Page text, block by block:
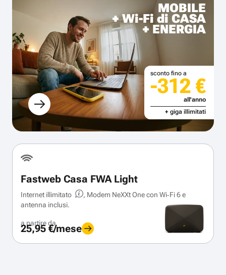
MOBILE
+ Wi-Fi di CASA
+ ENERGIA
sconto fino a
-312 €
all'anno
+ giga illimitati
Fastweb Casa FWA Light
Internet illimitato
, Modem NeXXt One con Wi‑Fi 6 e
antenna inclusi.
a partire da
25,95 €/mese